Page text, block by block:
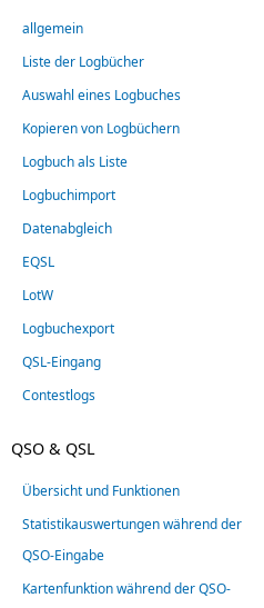
allgemein
Liste der Logbücher
Auswahl eines Logbuches
Kopieren von Logbüchern
Logbuch als Liste
Logbuchimport
Datenabgleich
EQSL
LotW
Logbuchexport
QSL-Eingang
Contestlogs
QSO & QSL
Übersicht und Funktionen
Statistikauswertungen während der
QSO-Eingabe
Kartenfunktion während der QSO-